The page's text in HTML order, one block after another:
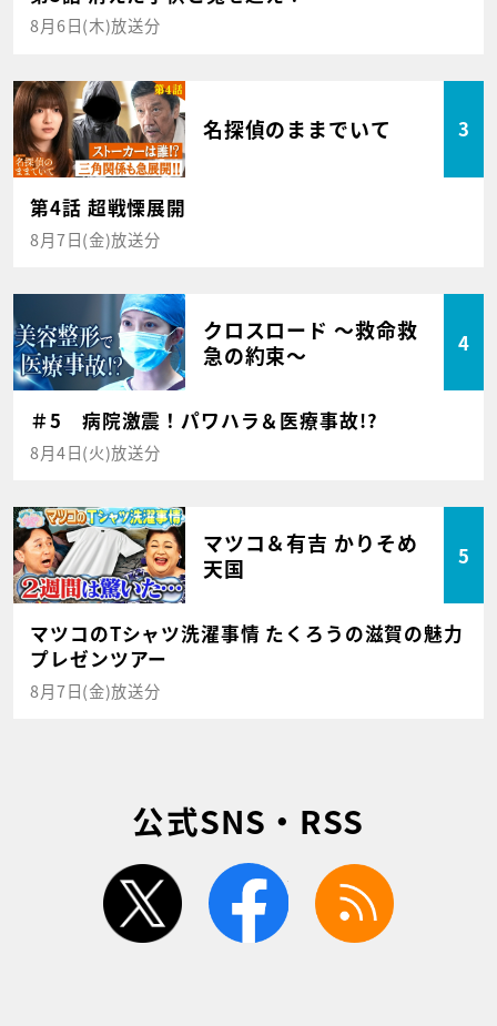
8月6日(木)放送分
名探偵のままでいて 3
第4話 超戦慄展開
8月7日(金)放送分
クロスロード ～救命救
急の約束～
4
＃5 病院激震！パワハラ＆医療事故!?
8月4日(火)放送分
マツコ＆有吉 かりそめ
天国
5
マツコのTシャツ洗濯事情 たくろうの滋賀の魅力
プレゼンツアー
8月7日(金)放送分
公式SNS・RSS
twitter facebook